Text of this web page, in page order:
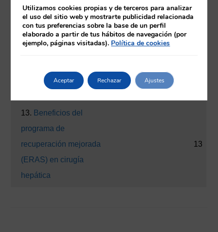
enfermedad
venooclusiva hepática
para enfermería
Manejo del delirio
en el paciente crítico
13. Beneficios del
programa de
recuperación mejorada
(ERAS) en cirugía
hepática
13
Utilizamos cookies propias y de terceros para analizar
el uso del sitio web y mostrarte publicidad relacionada
con tus preferencias sobre la base de un perfil
elaborado a partir de tus hábitos de navegación (por
ejemplo, páginas visitadas). Política de cookies
Aceptar Rechazar Ajustes